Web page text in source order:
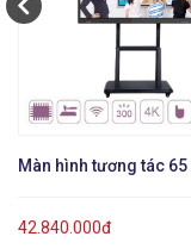
Màn hình tương tác
42.840.000đ